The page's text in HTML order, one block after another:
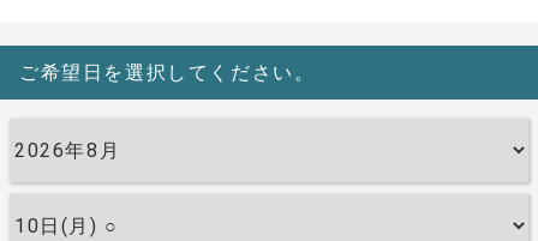
ご希望日を選択してください。